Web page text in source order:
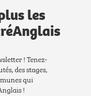
les
! Tenez-
des stages,
qui
!